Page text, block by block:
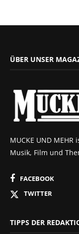
ÜBER UNSER
MUCKE UND
Musik, Film und
FACEBOOK
TWITTER
TIPPS DER